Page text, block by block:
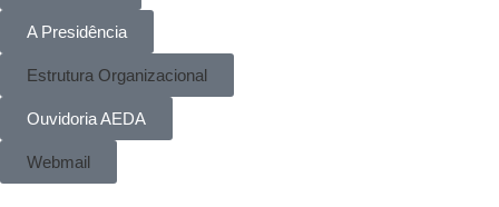
A Presidência
Estrutura Organizacional
Ouvidoria AEDA
Webmail